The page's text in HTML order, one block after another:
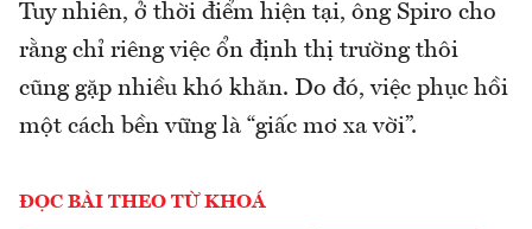
Tuy nhiên, ở thời điểm hiện tại, ông Spiro cho
rằng chỉ riêng việc ổn định thị trường thôi
cũng gặp nhiều khó khăn. Do đó, việc phục hồi
một cách bền vững là “giấc mơ xa vời”.
ĐỌC BÀI THEO TỪ KHOÁ